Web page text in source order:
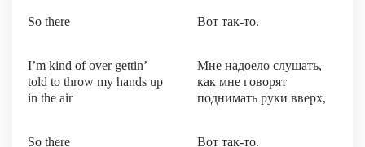
So there Вот так-то.
I’m kind of over gettin’
told to throw my hands up
in the air
Мне надоело слушать,
как мне говорят
поднимать руки вверх,
So there Вот так-то.